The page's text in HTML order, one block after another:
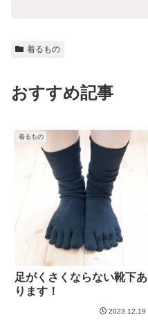
着るもの
おすすめ記事
着るもの
足がくさくならない靴下あ
ります！
2023.12.19